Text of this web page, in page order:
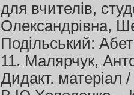
для вчителів,
Олександрівна,
Подільський:
11. Малярчук,
Дидакт. матеріал